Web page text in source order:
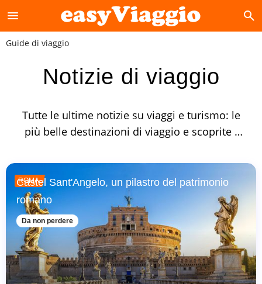
menu search
Guide di viaggio
Notizie di viaggio
Tutte le ultime notizie su viaggi e turismo: le
più belle destinazioni di viaggio e scoprite i
dove andare, cosa fare, cosa visitare.
ROMA
Castel Sant'Angelo, un pilastro del patrimonio
romano
Da non perdere